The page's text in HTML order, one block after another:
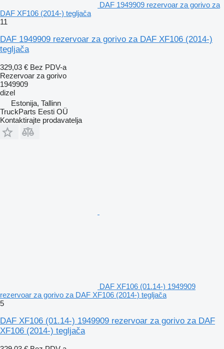
DAF 1949909 rezervoar za gorivo za
DAF XF106 (2014-) tegljača
11
DAF 1949909 rezervoar za gorivo za DAF XF106 (2014-)
tegljača
329,03 € Bez PDV-a
Rezervoar za gorivo
1949909
dizel
Estonija, Tallinn
TruckParts Eesti OÜ
Kontaktirajte prodavatelja
DAF XF106 (01.14-) 1949909
rezervoar za gorivo za DAF XF106 (2014-) tegljača
5
DAF XF106 (01.14-) 1949909 rezervoar za gorivo za DAF
XF106 (2014-) tegljača